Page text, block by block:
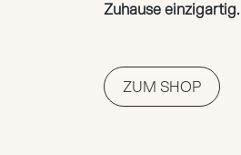
Zuhause einzigartig.
ZUM SHOP